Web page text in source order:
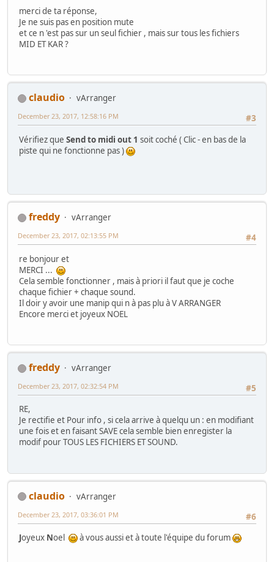
merci de ta réponse,
Je ne suis pas en position mute
et ce n 'est pas sur un seul fichier , mais sur tous les fichiers
MID ET KAR ?
claudio
vArranger
#3
December 23, 2017, 12:58:16 PM
Vérifiez que Send to midi out 1 soit coché ( Clic - en bas de la
piste qui ne fonctionne pas )
freddy
vArranger
#4
December 23, 2017, 02:13:55 PM
re bonjour et
MERCI ...
Cela semble fonctionner , mais à priori il faut que je coche
chaque fichier + chaque sound.
Il doir y avoir une manip qui n à pas plu à V ARRANGER
Encore merci et joyeux NOEL
freddy
vArranger
#5
December 23, 2017, 02:32:54 PM
RE,
Je rectifie et Pour info , si cela arrive à quelqu un : en modifiant
une fois et en faisant SAVE cela semble bien enregister la
modif pour TOUS LES FICHIERS ET SOUND.
claudio
vArranger
#6
December 23, 2017, 03:36:01 PM
Joyeux Noel à vous aussi et à toute l'équipe du forum